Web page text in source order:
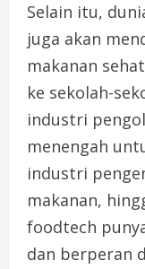
Selain itu,
juga akan
makanan
ke sekolah-
industri
menengah
industri
makanan,
foodtech
dan berperan